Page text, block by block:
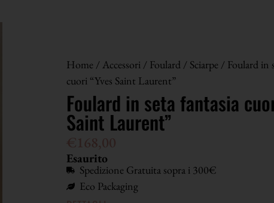
Home /Accessori/ Foulard / Sciarpe / Foulard in
cuori “Yves Saint Laurent”
Foulard in seta fantasia
Saint Laurent”
€168,00
Esaurito
Spedizione Gratuita sopra i 300€
Eco Packaging